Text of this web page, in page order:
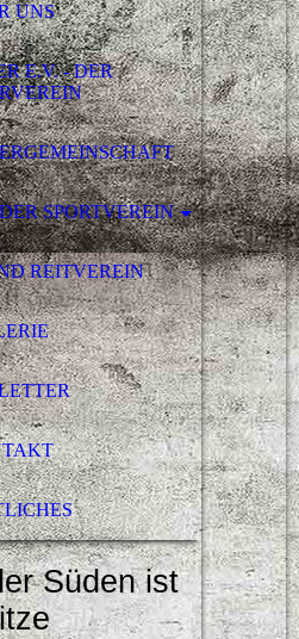
UNS
E.V. - DER
SPORTVEREIN
REITVEREIN
Süden ist